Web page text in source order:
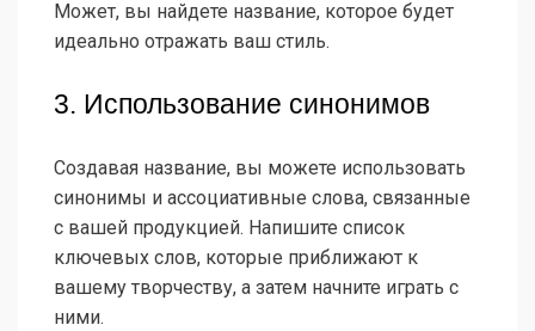
Может, вы найдете название, которое будет
идеально отражать ваш стиль.
3. Использование синонимов
Создавая название, вы можете использовать
синонимы и ассоциативные слова, связанные
с вашей продукцией. Напишите список
ключевых слов, которые приближают к
вашему творчеству, а затем начните играть с
ними.